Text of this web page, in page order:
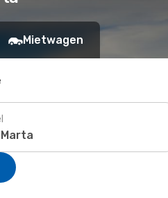
Mietwagen